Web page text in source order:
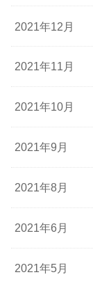
2021年12月
2021年11月
2021年10月
2021年9月
2021年8月
2021年6月
2021年5月